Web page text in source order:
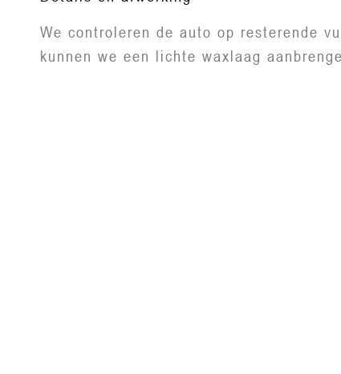
We controleren de auto op resterende
kunnen we een lichte waxlaag